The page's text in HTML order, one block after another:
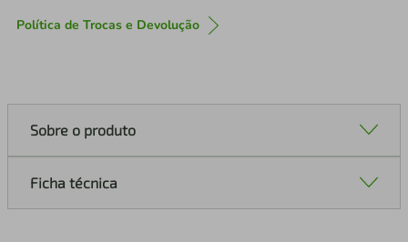
Política de Trocas e Devolução
Sobre o produto
Ficha técnica